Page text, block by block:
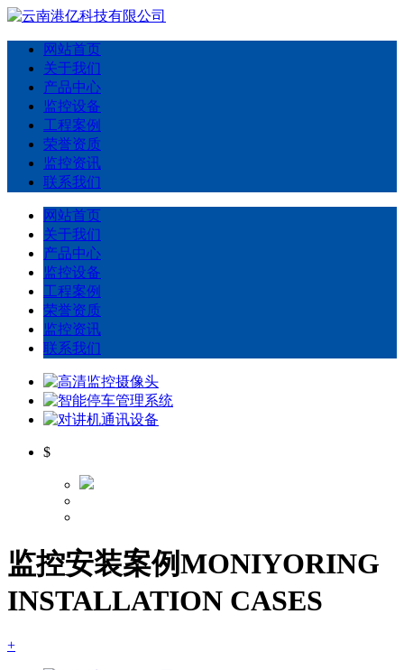
网站首页
关于我们
产品中心
监控设备
工程案例
荣誉资质
监控资讯
联系我们
网站首页
关于我们
产品中心
监控设备
工程案例
荣誉资质
监控资讯
联系我们
$
监控安装案例MONIYORING
INSTALLATION CASES
+